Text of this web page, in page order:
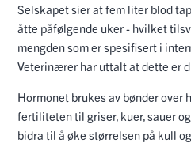
Selskapet sier at fem liter blod
åtte påfølgende uker - hvilket
mengden som er spesifisert i
Veterinærer har uttalt at dette er
Hormonet brukes av bønder over
fertiliteten til griser, kuer, sauer
bidra til å øke størrelsen på kull